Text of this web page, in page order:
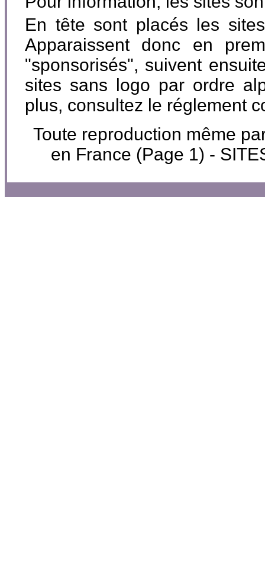
En tête sont placés les
Apparaissent donc en
"sponsorisés", suivent
sites sans logo par ordre
plus, consultez le réglement
Toute reproduction même
en France (Page 1) -